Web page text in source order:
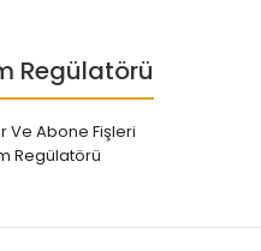
Regülatörü
Ve Abone Fişleri
Regülatörü